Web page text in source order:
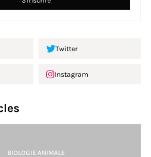
Twitter
Instagram
BIOLOGIE ANIMALE